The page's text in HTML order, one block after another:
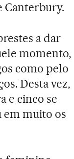
Canterbury.
a dar
momento,
como pelo
Desta vez,
e cinco se
em muito os